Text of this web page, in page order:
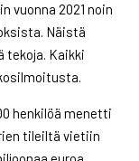
vuonna 2021 noin
Näistä
Kaikki
henkilöä menetti
tileiltä vietiin